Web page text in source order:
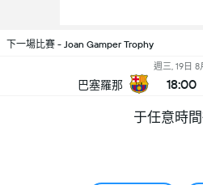
下一場比賽 - Joan Gamper Trophy
巴塞羅那
週三, 19日 8
18:00
于任意時